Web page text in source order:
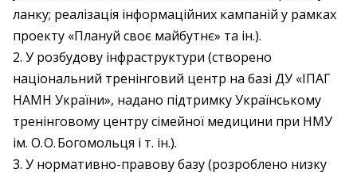
ланку; реалізація інформаційних кампаній у рамках
проекту «Плануй своє майбутнє» та ін.).
2. У розбудову інфраструктури (створено
національний тренінговий центр на базі ДУ «ІПАГ
НАМН України», надано підтримку Українському
тренінговому центру сімейної медицини при НМУ
ім. О. О. Богомольця і т. ін.).
3. У нормативно-правову базу (розроблено низку